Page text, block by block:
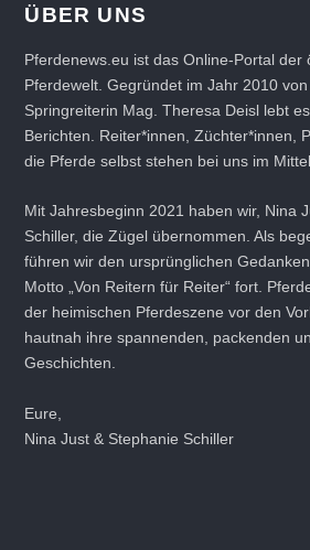
ÜBER UNS
Pferdenews.eu ist das Online-Portal der
Pferdewelt. Gegründet im Jahr 2010
Springreiterin Mag. Theresa Deisl lebt
Berichten. Reiter*innen, Züchter*innen,
die Pferde selbst stehen bei uns im
Mit Jahresbeginn 2021 haben wir, Nina
Schiller, die Zügel übernommen. Als
führen wir den ursprünglichen
Motto „Von Reitern für Reiter“ fort.
der heimischen Pferdeszene vor den
hautnah ihre spannenden, packenden
Geschichten.
Eure,
Nina Just & Stephanie Schiller